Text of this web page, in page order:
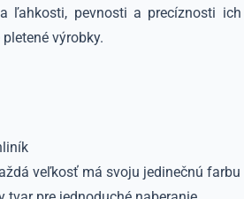
ľahkosti, pevnosti a precíznosti ich
výrobky.
veľkosť má svoju jedinečnú farbu